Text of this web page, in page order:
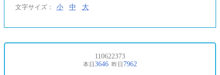
文字サイズ： 小 中 大